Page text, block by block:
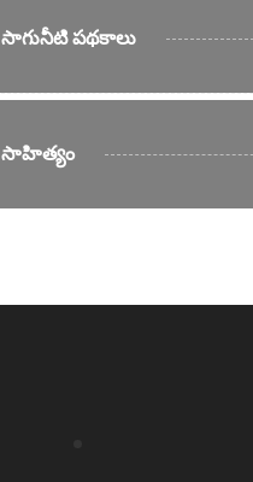
సాగునీటి పథకాలు
సాహిత్యం